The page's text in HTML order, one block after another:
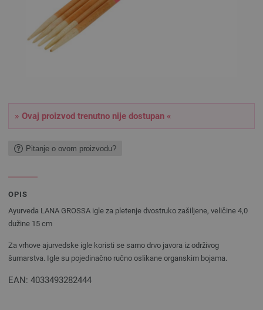
» Ovaj proizvod trenutno nije dostupan «
Pitanje o ovom proizvodu?
OPIS
Ayurveda LANA GROSSA igle za pletenje dvostruko zašiljene, veličine 4,0
dužine 15 cm
Za vrhove ajurvedske igle koristi se samo drvo javora iz održivog
šumarstva. Igle su pojedinačno ručno oslikane organskim bojama.
EAN: 4033493282444